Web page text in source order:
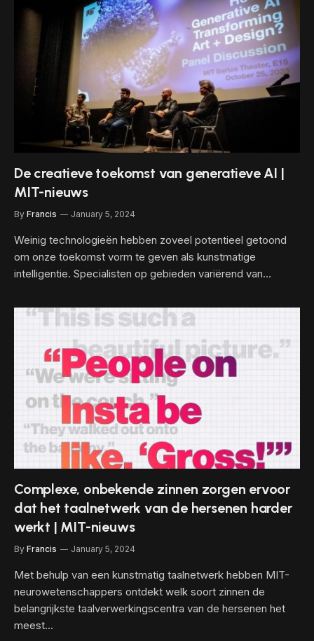
De creatieve toekomst van generatieve AI |
MIT-nieuws
By Francis January 5, 2024
Weinig technologieën hebben zoveel potentieel getoond
om onze toekomst vorm te geven als kunstmatige
intelligentie. Specialisten op gebieden variërend van…
Complexe, onbekende zinnen zorgen ervoor
dat het taalnetwerk van de hersenen harder
werkt | MIT-nieuws
By Francis January 5, 2024
Met behulp van een kunstmatig taalnetwerk hebben MIT-
neurowetenschappers ontdekt welk soort zinnen de
belangrijkste taalverwerkingscentra van de hersenen het
meest…